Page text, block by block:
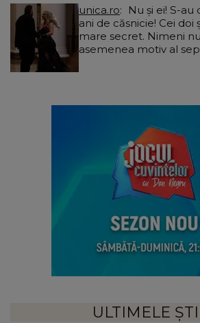
unica.ro
ani de căsnicie! Cei doi
mare secret. Nimeni
asemenea motiv al
ULTIMELE